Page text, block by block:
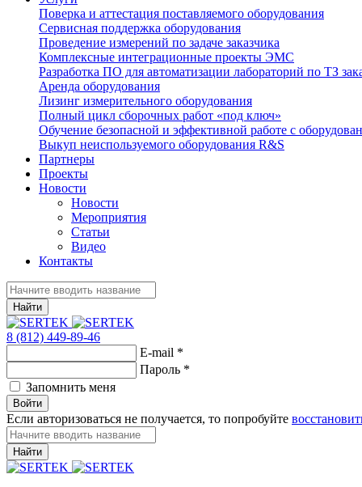
Поверка и аттестация поставляемого оборудования
Сервисная поддержка оборудования
Проведение измерений по задаче заказчика
Комплексные интеграционные проекты ЭМС
Разработка ПО для автоматизации лабораторий по ТЗ
Аренда оборудования
Лизинг измерительного оборудования
Полный цикл сборочных работ «под ключ»
Обучение безопасной и эффективной работе с
Выкуп неиспользуемого оборудования R&S
Партнеры
Проекты
Новости
Новости
Мероприятия
Статьи
Видео
Контакты
Найти
8 (812) 449-89-46
E-mail *
Пароль *
Запомнить меня
Войти
Если авторизоваться не получается, то попробуйте
Найти